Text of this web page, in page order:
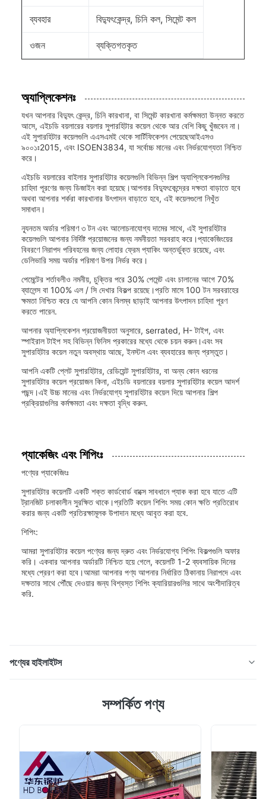
ব্যবহার বিদ্যুৎকেন্দ্র, চিনি কল, সিমেন্ট কল
ওজন ব্যক্তিগতকৃত
অ্যাপ্লিকেশনঃ
যখন আপনার বিদ্যুৎ কেন্দ্র, চিনি কারখানা, বা সিমেন্ট কারখানা কর্মক্ষমতা উন্নত করতে
আসে, এইচডি বয়লারের বয়লার সুপারহিটার কয়েল থেকে আর বেশি কিছু খুঁজবেন না।
এই সুপারহিটার কয়েলগুলি এএসএমই থেকে সার্টিফিকেশন পেয়েছেআইএসও
৯০০১ঃ2015, এবং ISOEN3834, যা সর্বোচ্চ মানের এবং নির্ভরযোগ্যতা নিশ্চিত
করে।
এইচডি বয়লারের বাইলার সুপারহিটার কয়েলগুলি বিভিন্ন শিল্প অ্যাপ্লিকেশনগুলির
চাহিদা পূরণের জন্য ডিজাইন করা হয়েছে।আপনার বিদ্যুৎকেন্দ্রের দক্ষতা বাড়াতে হবে
অথবা আপনার শর্করা কারখানার উৎপাদন বাড়াতে হবে, এই কয়েলগুলো নিখুঁত
সমাধান।
ন্যূনতম অর্ডার পরিমাণ ৩ টন এবং আলোচনাযোগ্য দামের সাথে, এই সুপারহিটার
কয়েলগুলি আপনার নির্দিষ্ট প্রয়োজনের জন্য নমনীয়তা সরবরাহ করে।প্যাকেজিংয়ের
বিবরণে নিরাপদ পরিবহনের জন্য লোহার ফ্রেম প্যাকিং অন্তর্ভুক্ত রয়েছে, এবং
ডেলিভারি সময় অর্ডার পরিমাণ উপর নির্ভর করে।
পেমেন্টের শর্তাবলীও নমনীয়, চুক্তির পরে 30% পেমেন্ট এবং চালানের আগে 70%
ব্যালেন্স বা 100% এল / সি দেখার বিকল্প রয়েছে।প্রতি মাসে 100 টন সরবরাহের
ক্ষমতা নিশ্চিত করে যে আপনি কোন বিলম্ব ছাড়াই আপনার উৎপাদন চাহিদা পূরণ
করতে পারেন.
আপনার অ্যাপ্লিকেশন প্রয়োজনীয়তা অনুসারে, serrated, H- টাইপ, এবং
স্পাইরাল টাইপ সহ বিভিন্ন ফিনিস প্রকারের মধ্যে থেকে চয়ন করুন।এবং সব
সুপারহিটার কয়েল নতুন অবস্থায় আছে, ইনস্টল এবং ব্যবহারের জন্য প্রস্তুত।
আপনি একটি প্লেট সুপারহিটার, রেডিয়েন্ট সুপারহিটার, বা অন্য কোন ধরনের
সুপারহিটার কয়েল প্রয়োজন কিনা, এইচডি বয়লারের বয়লার সুপারহিটার কয়েল আদর্শ
পছন্দ।এই উচ্চ মানের এবং নির্ভরযোগ্য সুপারহিটার কয়েল দিয়ে আপনার শিল্প
প্রক্রিয়াগুলির কর্মক্ষমতা এবং দক্ষতা বৃদ্ধি করুন.
প্যাকেজিং এবং শিপিংঃ
পণ্যের প্যাকেজিংঃ
সুপারহিটার কয়েলটি একটি শক্ত কার্ডবোর্ড বাক্সে সাবধানে প্যাক করা হবে যাতে এটি
ট্রানজিট চলাকালীন সুরক্ষিত থাকে।প্রতিটি কয়েল শিপিং সময় কোন ক্ষতি প্রতিরোধ
করার জন্য একটি প্রতিরক্ষামূলক উপাদান মধ্যে আবৃত করা হবে.
শিপিং:
আমরা সুপারহিটার কয়েল পণ্যের জন্য দ্রুত এবং নির্ভরযোগ্য শিপিং বিকল্পগুলি অফার
করি। একবার আপনার অর্ডারটি নিশ্চিত হয়ে গেলে, কয়েলটি 1-2 ব্যবসায়িক দিনের
মধ্যে প্রেরণ করা হবে।আমরা আপনার পণ্য আপনার নির্ধারিত ঠিকানায় নিরাপদে এবং
দক্ষতার সাথে পৌঁছে দেওয়ার জন্য বিশ্বস্ত শিপিং ক্যারিয়ারগুলির সাথে অংশীদারিত্ব
করি.
পণ্যের হাইলাইটস
উপাদান, যা বয়লার দ্বারা উত্পাদিত বাষ্পের তাপমাত্রা বাড়ানোর জন্য দায়ী।এই
শক্ত...
সম্পর্কিত পণ্য